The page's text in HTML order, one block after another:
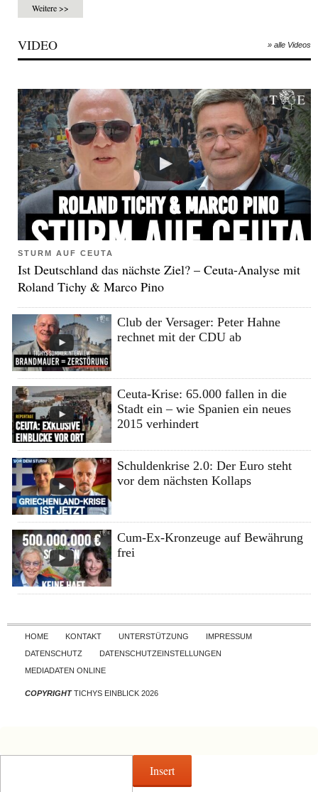
Weitere >>
VIDEO » alle Videos
STURM AUF CEUTA
Ist Deutschland das nächste Ziel? – Ceuta-Analyse mit
Roland Tichy & Marco Pino
Club der Versager: Peter Hahne
rechnet mit der CDU ab
Ceuta-Krise: 65.000 fallen in die
Stadt ein – wie Spanien ein neues
2015 verhindert
Schuldenkrise 2.0: Der Euro steht
vor dem nächsten Kollaps
Cum-Ex-Kronzeuge auf Bewährung
frei
Skip to content
HOME KONTAKT UNTERSTÜTZUNG
IMPRESSUM
DATENSCHUTZ
DATENSCHUTZEINSTELLUNGEN
MEDIADATEN ONLINE
COPYRIGHTTICHYS EINBLICK 2026
Insert